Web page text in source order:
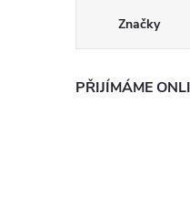
Značky
PŘIJÍMÁME